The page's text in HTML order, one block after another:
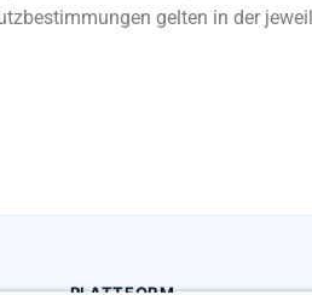
gelten in der